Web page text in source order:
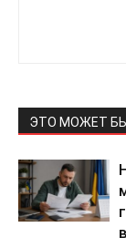
ЭТО МОЖЕТ